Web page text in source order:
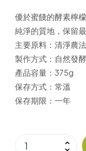
優於蜜餞的酵素檸
純淨的質地，保留
主要原料： 清淨農
製作方式： 自然發酵
產品容量： 375g
保存方式： 常溫
保存期限： 一年